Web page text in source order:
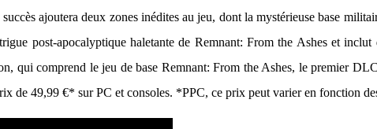
ajoutera deux zones inédites au jeu, dont la mystérieuse base
post-apocalyptique haletante de Remnant: From the Ashes et
qui comprend le jeu de base Remnant: From the Ashes, le premier
de 49,99 €* sur PC et consoles. *PPC, ce prix peut varier en fonction